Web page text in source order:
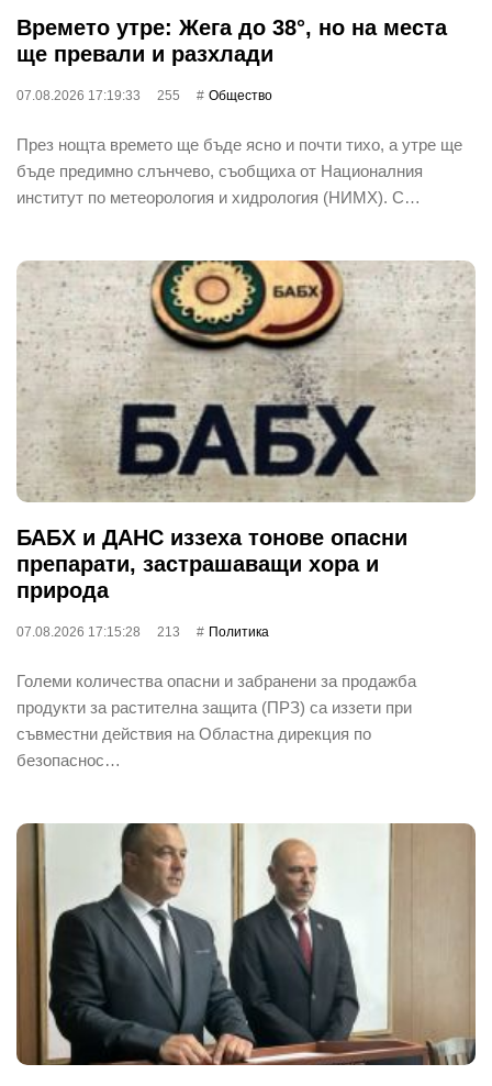
Времето утре: Жега до 38°, но на места
ще превали и разхлади
07.08.2026 17:19:33 255 Общество
През нощта времето ще бъде ясно и почти тихо, а утре ще
бъде предимно слънчево, съобщиха от Националния
институт по метеорология и хидрология (НИМХ). С…
БАБХ и ДАНС иззеха тонове опасни
препарати, застрашаващи хора и
природа
07.08.2026 17:15:28 213 Политика
Големи количества опасни и забранени за продажба
продукти за растителна защита (ПРЗ) са иззети при
съвместни действия на Областна дирекция по
безопаснос…